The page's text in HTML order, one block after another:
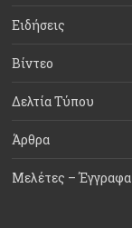
Ειδήσεις
Βίντεο
Δελτία Τύπου
Άρθρα
Μελέτες – Έγγραφα